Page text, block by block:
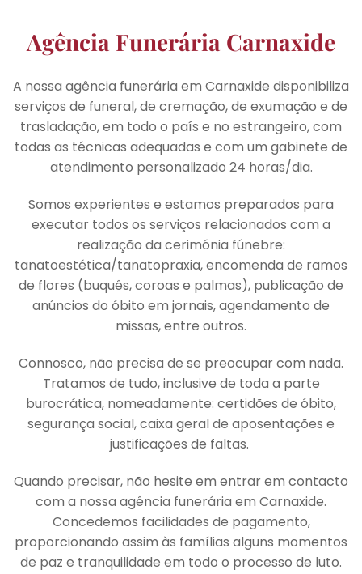
Agência Funerária Carnaxide
A nossa agência funerária em Carnaxide disponibiliza
serviços de funeral, de cremação, de exumação e de
trasladação, em todo o país e no estrangeiro, com
todas as técnicas adequadas e com um gabinete de
atendimento personalizado 24 horas/dia.
Somos experientes e estamos preparados para
executar todos os serviços relacionados com a
realização da cerimónia fúnebre:
tanatoestética/tanatopraxia, encomenda de ramos
de flores (buquês, coroas e palmas), publicação de
anúncios do óbito em jornais, agendamento de
missas, entre outros.
Connosco, não precisa de se preocupar com nada.
Tratamos de tudo, inclusive de toda a parte
burocrática, nomeadamente: certidões de óbito,
segurança social, caixa geral de aposentações e
justificações de faltas.
Quando precisar, não hesite em entrar em contacto
com a nossa agência funerária em Carnaxide.
Concedemos facilidades de pagamento,
proporcionando assim às famílias alguns momentos
de paz e tranquilidade em todo o processo de luto.